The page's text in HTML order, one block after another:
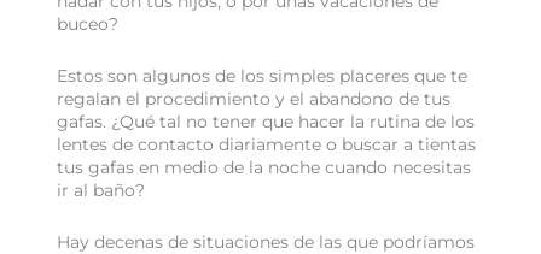
buceo?
Estos son algunos de los simples placeres que te
regalan el procedimiento y el abandono de tus
gafas. ¿Qué tal no tener que hacer la rutina de los
lentes de contacto diariamente o buscar a tientas
tus gafas en medio de la noche cuando necesitas
ir al baño?
Hay decenas de situaciones de las que podríamos